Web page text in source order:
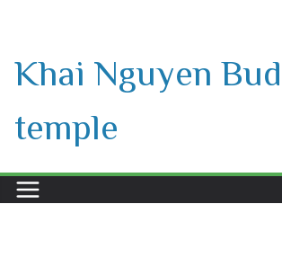
content
Khai Nguyen
temple